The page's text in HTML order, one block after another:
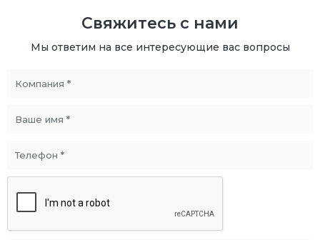
Свяжитесь с нами
Мы ответим на все интересующие вас вопросы